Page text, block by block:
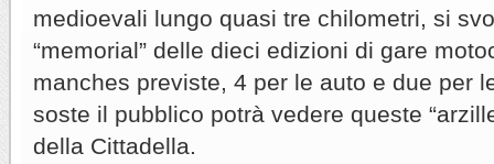
medioevali lungo quasi tre chilometri, si
“memorial” delle dieci edizioni di gare
manches previste, 4 per le auto e due per
soste il pubblico potrà vedere queste
della Cittadella.